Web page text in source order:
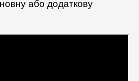
або додаткову